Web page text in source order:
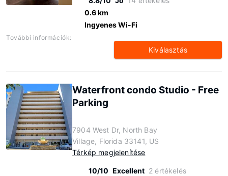
0.6 km
Ingyenes Wi-Fi
További információk:
Kiválasztás
Waterfront condo Studio - Free
Parking
7904 West Dr, North Bay
Village, Florida 33141, US
Térkép megjelenítése
10/10 Excellent 2 értékelés